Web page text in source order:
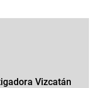
Vizcatán